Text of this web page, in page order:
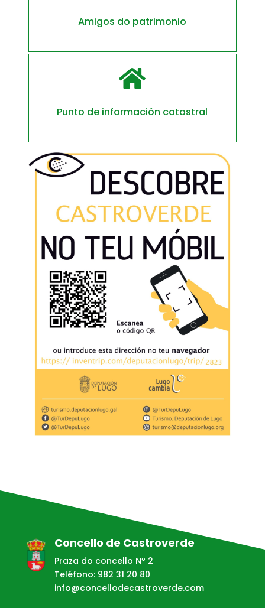
Amigos do patrimonio

Punto de información catastral
Concello de Castroverde
Praza do concello Nº 2
Teléfono: 982 31 20 80
info@concellodecastroverde.com